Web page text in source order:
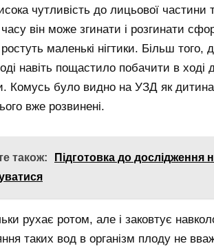
чутливість до лицьової частини
він може згинати і розгинати
маленькі нігтики. Більш
навіть пощастило побачити в ході
Комусь було видно на УЗД як дитина
вже розвинені.
також:
Підготовка до дослідження
рухає ротом, але і заковтує
таких вод в організм плоду не